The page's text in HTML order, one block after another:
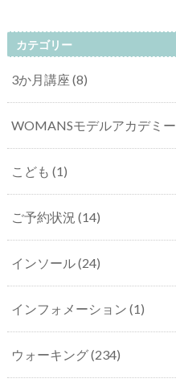
カテゴリー
3か月講座 (8)
WOMANSモデルアカデミー
こども (1)
ご予約状況 (14)
インソール(24)
インフォメーション (1)
ウォーキング(234)